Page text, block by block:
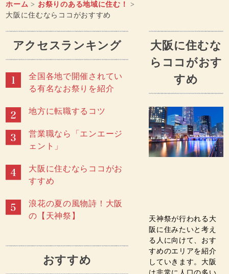
ホーム > お祭りのある地域に住む！
>
大阪に住むならココがおすすめ
大阪に住むな
らココがおす
すめ
天神祭が行われる大
阪に住みたいと考え
る人に向けて、おす
すめのエリアを紹介
していきます。大阪
アクセスランキング
全国各地で開催されてい
る有名なお祭りを紹介
地方に転職するコツ
営業職なら「エンエージ
ェント」
大阪に住むならココがお
すすめ
浪花の夏の風物詩！大阪
の【天神祭】
おすすめ